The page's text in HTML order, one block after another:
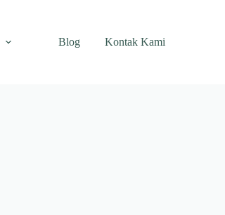
Blog Kontak Kami